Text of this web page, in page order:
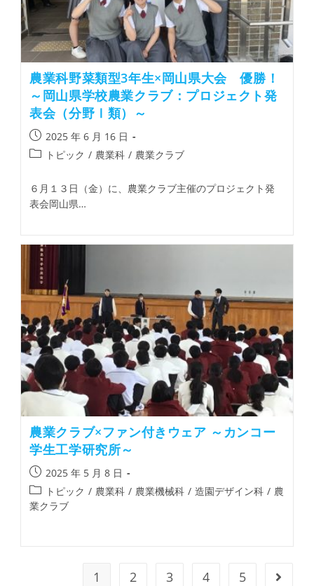
農業科野菜類型3年生×岡山県大会 優勝！
～岡山県学校農業クラブ：プロジェクト発
表会（分野Ⅰ類）～
2025 年 6 月 16 日
トピック / 農業科 / 農業クラブ
６月１３日（金）に、農業クラブ主催のプロジェクト発
表会岡山県…
農業クラブ×ファン付きウェア ～カンコー
学生工学研究所～
2025 年 5 月 8 日
トピック / 農業科 / 農業機械科 / 造園デザイン科 / 農
業クラブ
1 2 3 4 5